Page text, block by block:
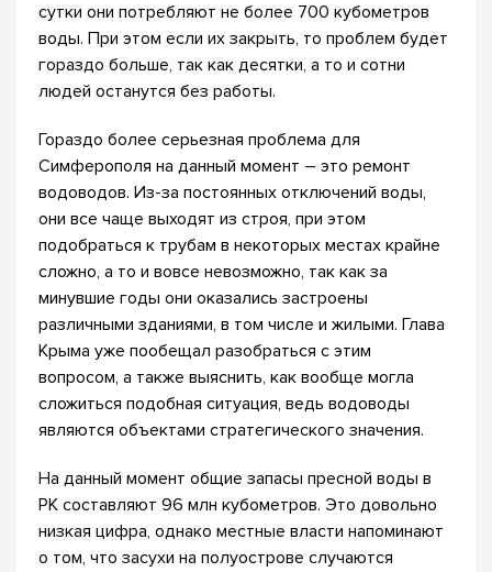
сутки они потребляют не более 700 кубометров
воды. При этом если их закрыть, то проблем будет
гораздо больше, так как десятки, а то и сотни
людей останутся без работы.
Гораздо более серьезная проблема для
Симферополя на данный момент – это ремонт
водоводов. Из-за постоянных отключений воды,
они все чаще выходят из строя, при этом
подобраться к трубам в некоторых местах крайне
сложно, а то и вовсе невозможно, так как за
минувшие годы они оказались застроены
различными зданиями, в том числе и жилыми. Глава
Крыма уже пообещал разобраться с этим
вопросом, а также выяснить, как вообще могла
сложиться подобная ситуация, ведь водоводы
являются объектами стратегического значения.
На данный момент общие запасы пресной воды в
РК составляют 96 млн кубометров. Это довольно
низкая цифра, однако местные власти напоминают
о том, что засухи на полуострове случаются